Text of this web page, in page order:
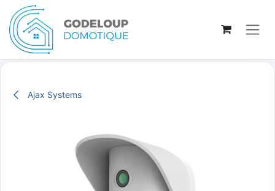
Se rendre au contenu
Ajax Systems